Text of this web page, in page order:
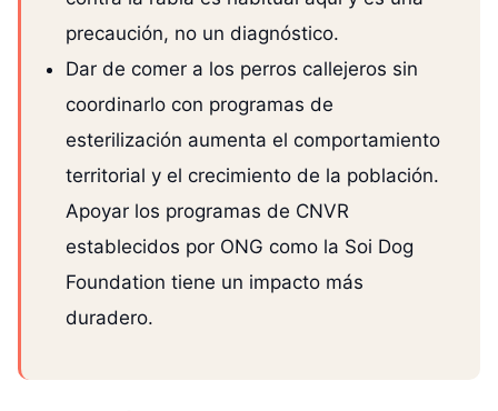
precaución, no un diagnóstico.
Dar de comer a los perros callejeros sin
coordinarlo con programas de
esterilización aumenta el comportamiento
territorial y el crecimiento de la población.
Apoyar los programas de CNVR
establecidos por ONG como la Soi Dog
Foundation tiene un impacto más
duradero.